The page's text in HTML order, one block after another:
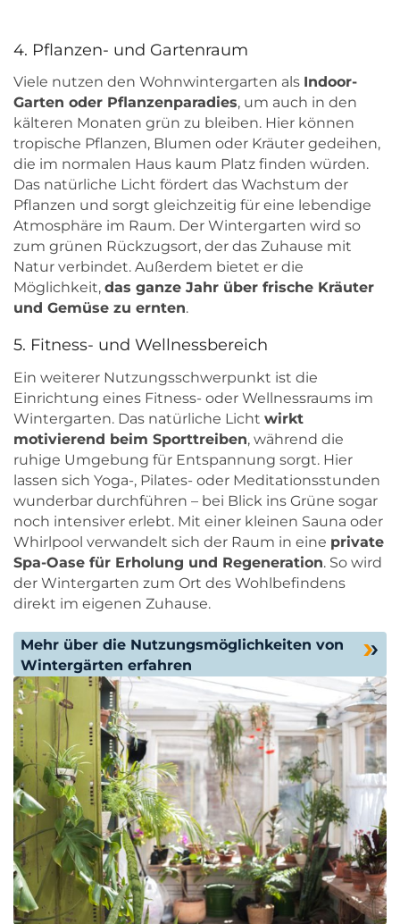
4. Pflanzen- und Gartenraum
Viele nutzen den Wohnwintergarten als Indoor-
Garten oder Pflanzenparadies, um auch in den
kälteren Monaten grün zu bleiben. Hier können
tropische Pflanzen, Blumen oder Kräuter gedeihen,
die im normalen Haus kaum Platz finden würden.
Das natürliche Licht fördert das Wachstum der
Pflanzen und sorgt gleichzeitig für eine lebendige
Atmosphäre im Raum. Der Wintergarten wird so
zum grünen Rückzugsort, der das Zuhause mit
Natur verbindet. Außerdem bietet er die
Möglichkeit, das ganze Jahr über frische Kräuter
und Gemüse zu ernten.
5. Fitness- und Wellnessbereich
Ein weiterer Nutzungsschwerpunkt ist die
Einrichtung eines Fitness- oder Wellnessraums im
Wintergarten. Das natürliche Licht wirkt
motivierend beim Sporttreiben, während die
ruhige Umgebung für Entspannung sorgt. Hier
lassen sich Yoga-, Pilates- oder Meditationsstunden
wunderbar durchführen – bei Blick ins Grüne sogar
noch intensiver erlebt. Mit einer kleinen Sauna oder
Whirlpool verwandelt sich der Raum in eine private
Spa-Oase für Erholung und Regeneration. So wird
der Wintergarten zum Ort des Wohlbefindens
direkt im eigenen Zuhause.
Mehr über die Nutzungsmöglichkeiten von
Wintergärten erfahren